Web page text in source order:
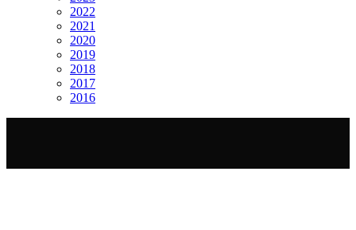
2022
2021
2020
2019
2018
2017
2016